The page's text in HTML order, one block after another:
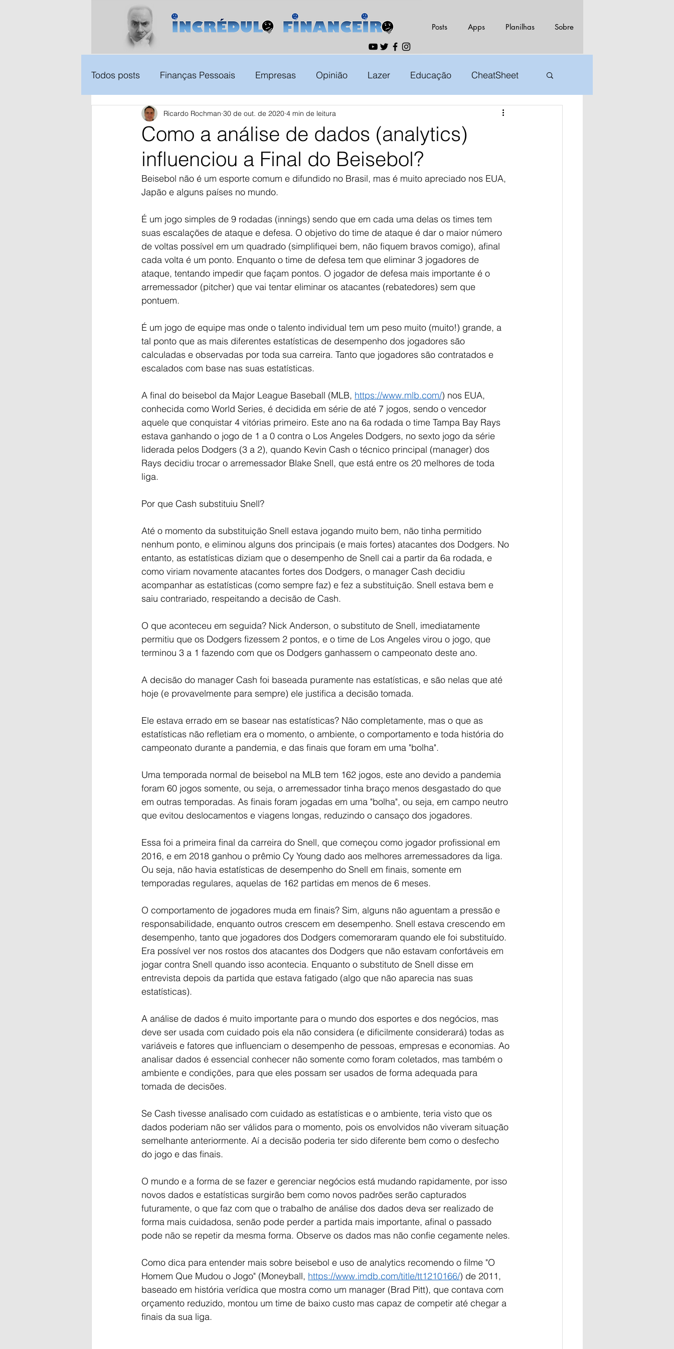
Posts Apps Planilhas Sobre
Todos posts Finanças Pessoais Empresas Opinião Lazer Educação CheatSheet
Como a análise de dados (analytics)
influenciou a Final do Beisebol?
Ricardo Rochman 30 de out. de 2020 4 min de leitura
Beisebol não é um esporte comum e difundido no Brasil, mas é muito apreciado nos EUA,
Japão e alguns países no mundo.
É um jogo simples de 9 rodadas (innings) sendo que em cada uma delas os times tem
suas escalações de ataque e defesa. O objetivo do time de ataque é dar o maior número
de voltas possível em um quadrado (simplifiquei bem, não fiquem bravos comigo), afinal
cada volta é um ponto. Enquanto o time de defesa tem que eliminar 3 jogadores de
ataque, tentando impedir que façam pontos. O jogador de defesa mais importante é o
arremessador (pitcher) que vai tentar eliminar os atacantes (rebatedores) sem que
pontuem.
É um jogo de equipe mas onde o talento individual tem um peso muito (muito!) grande, a
tal ponto que as mais diferentes estatísticas de desempenho dos jogadores são
calculadas e observadas por toda sua carreira. Tanto que jogadores são contratados e
escalados com base nas suas estatísticas.
A final do beisebol da Major League Baseball (MLB, https://www.mlb.com/) nos EUA,
conhecida como World Series, é decidida em série de até 7 jogos, sendo o vencedor
aquele que conquistar 4 vitórias primeiro. Este ano na 6a rodada o time Tampa Bay Rays
estava ganhando o jogo de 1 a 0 contra o Los Angeles Dodgers, no sexto jogo da série
liderada pelos Dodgers (3 a 2), quando Kevin Cash o técnico principal (manager) dos
Rays decidiu trocar o arremessador Blake Snell, que está entre os 20 melhores de toda
liga.
Por que Cash substituiu Snell?
Até o momento da substituição Snell estava jogando muito bem, não tinha permitido
nenhum ponto, e eliminou alguns dos principais (e mais fortes) atacantes dos Dodgers. No
entanto, as estatísticas diziam que o desempenho de Snell cai a partir da 6a rodada, e
como viriam novamente atacantes fortes dos Dodgers, o manager Cash decidiu
acompanhar as estatísticas (como sempre faz) e fez a substituição. Snell estava bem e
saiu contrariado, respeitando a decisão de Cash.
O que aconteceu em seguida? Nick Anderson, o substituto de Snell, imediatamente
permitiu que os Dodgers fizessem 2 pontos, e o time de Los Angeles virou o jogo, que
terminou 3 a 1 fazendo com que os Dodgers ganhassem o campeonato deste ano.
A decisão do manager Cash foi baseada puramente nas estatísticas, e são nelas que até
hoje (e provavelmente para sempre) ele justifica a decisão tomada.
Ele estava errado em se basear nas estatísticas? Não completamente, mas o que as
estatísticas não refletiam era o momento, o ambiente, o comportamento e toda história do
campeonato durante a pandemia, e das finais que foram em uma "bolha".
Uma temporada normal de beisebol na MLB tem 162 jogos, este ano devido a pandemia
foram 60 jogos somente, ou seja, o arremessador tinha braço menos desgastado do que
em outras temporadas. As finais foram jogadas em uma "bolha", ou seja, em campo neutro
que evitou deslocamentos e viagens longas, reduzindo o cansaço dos jogadores.
Essa foi a primeira final da carreira do Snell, que começou como jogador profissional em
2016, e em 2018 ganhou o prêmio Cy Young dado aos melhores arremessadores da liga.
Ou seja, não havia estatísticas de desempenho do Snell em finais, somente em
temporadas regulares, aquelas de 162 partidas em menos de 6 meses.
O comportamento de jogadores muda em finais? Sim, alguns não aguentam a pressão e
responsabilidade, enquanto outros crescem em desempenho. Snell estava crescendo em
desempenho, tanto que jogadores dos Dodgers comemoraram quando ele foi substituído.
Era possível ver nos rostos dos atacantes dos Dodgers que não estavam confortáveis em
jogar contra Snell quando isso acontecia. Enquanto o substituto de Snell disse em
entrevista depois da partida que estava fatigado (algo que não aparecia nas suas
estatísticas).
A análise de dados é muito importante para o mundo dos esportes e dos negócios, mas
deve ser usada com cuidado pois ela não considera (e dificilmente considerará) todas as
variáveis e fatores que influenciam o desempenho de pessoas, empresas e economias. Ao
analisar dados é essencial conhecer não somente como foram coletados, mas também o
ambiente e condições, para que eles possam ser usados de forma adequada para
tomada de decisões.
Se Cash tivesse analisado com cuidado as estatísticas e o ambiente, teria visto que os
dados poderiam não ser válidos para o momento, pois os envolvidos não viveram situação
semelhante anteriormente. Aí a decisão poderia ter sido diferente bem como o desfecho
do jogo e das finais.
O mundo e a forma de se fazer e gerenciar negócios está mudando rapidamente, por isso
novos dados e estatísticas surgirão bem como novos padrões serão capturados
futuramente, o que faz com que o trabalho de análise dos dados deva ser realizado de
forma mais cuidadosa, senão pode perder a partida mais importante, afinal o passado
pode não se repetir da mesma forma. Observe os dados mas não confie cegamente neles.
Como dica para entender mais sobre beisebol e uso de analytics recomendo o filme "O
Homem Que Mudou o Jogo" (Moneyball, https://www.imdb.com/title/tt1210166/) de 2011,
baseado em história verídica que mostra como um manager (Brad Pitt), que contava com
orçamento reduzido, montou um time de baixo custo mas capaz de competir até chegar a
finais da sua liga.